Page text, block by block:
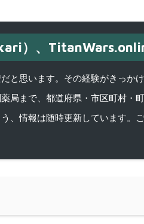
）、
思います。その経験がきっか
局まで、都道府県・市区町村・
、情報は随時更新しています。